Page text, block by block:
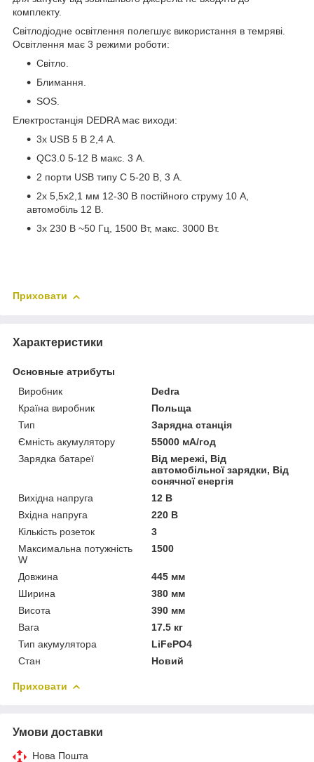
комплекту.
Світлодіодне освітлення полегшує використання в темряві.
Освітлення має 3 режими роботи:
Світло.
Блимання.
SOS.
Електростанція DEDRA має виходи:
3x USB 5 В 2,4 А.
QC3.0 5-12 В макс. 3 А.
2 порти USB типу C 5-20 В, 3 А.
2x 5,5x2,1 мм 12-30 В постійного струму 10 А,
автомобіль 12 В.
3x 230 В ~50 Гц, 1500 Вт, макс. 3000 Вт.
Приховати
Характеристики
Основные атрибуты
Виробник
Dedra
Країна виробник
Польща
Тип
Зарядна станція
Ємність акумулятору
55000 мА/год
Зарядка батареї
Від мережі, Від
автомобільної зарядки, Від
сонячної енергія
Вихідна напруга
12 В
Вхідна напруга
220 В
Кількість розеток
3
Максимальна потужність
W
1500
Довжина
445 мм
Ширина
380 мм
Висота
390 мм
Вага
17.5 кг
Тип акумулятора
LiFePO4
Стан
Новий
Приховати
Умови доставки
Нова Пошта